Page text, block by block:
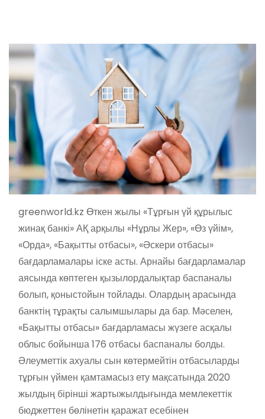
greenworld.kz Өткен жылы «Тұрғын үй құрылыс
жинақ банкі» АҚ арқылы «Нұрлы Жер», «Өз үйім»,
«Орда», «Бақытты отбасы», «Әскери отбасы»
бағдарламалары іске асты. Арнайы бағдарламалар
аясында көптеген қызылордалықтар баспаналы
болып, қоныстойын тойлады. Олардың арасында
банктің тұрақты салымшылары да бар. Мәселен,
«Бақытты отбасы» бағдарламасы жүзеге асқалы
облыс бойынша 176 отбасы баспаналы болды.
Әлеуметтік ахуалы сын көтермейтін отбасыларды
тұрғын үймен қамтамасыз ету мақсатында 2020
жылдың бірінші жартыжылдығында мемлекеттік
бюджеттен бөлінетін қаражат есебінен